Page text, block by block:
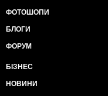
ФОТОШОПИ
БЛОГИ
ФОРУМ
БІЗНЕС
НОВИНИ